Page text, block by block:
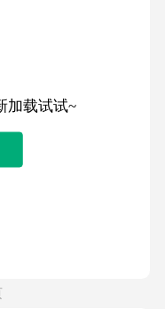
加载试试~